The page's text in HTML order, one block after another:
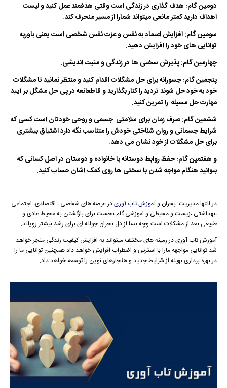
دومین گام: هدف گذاری در زندگی است وقتی هدفمند عمل کنید و لیست
اهداف دارید کمتر مانعی میتواند شمارا از مسیر منحرف کند.
سومین گام: افزایش اعتماد به نفس و عزت نفس شخصی است یعنی باوربه
توانایی های خود را افزایش دهید.
چهارمین گام: پذیرش سختی ها در زندگی و مثبت اندیشی.
پنجمین گام: جسورانه برای حل مشگلات اقدام کنید و منتظر نمانید تا مشگلات
خود به خود حل شوند تردید را کنار بگذارید و قاطعانعه در پی حل مشگل بر آیید
مهارت حل مسیله را تمرین کنید.
ششمین گام: صرف زمان برای سلامتی جسمی و روحی خودتان است کسی که
شرایط جسمانی و روان شناختی خودش را متناسب نگه دارد اشتیاق بیشتری
برای حل مشگلات از خود نشان می دهد.
و هفتمین گام: حفظ روابط دوستانه با خانواده و دوستان در اصل کسانی که
بتوانید هنگام مواجه شدن با سختی ها روی کمک اشان حساب کنید.
در انتها مدیریت بحران وآموزش تاب آوریدر عرصه های شخصی ، اقتصادی، اجتماعی
،بهداشتی ،زیست و محیطی و اموزشی گام نخست برای بازگشتن به محیط عادی و
طبیعی بعد از مشکلات است وچه بسا از دل بحران جوانه ای برای رشد بیشتر رویاند.
آموزش تاب آوری در زمینه های مختلف میتواند به افزایش کیفیت زندگی منجر خواهد
شد توانایی مواجهه مارا با استرس و اضطراب افزایش خواهد داد همچنین توانایی ما را
در بهره برداری بهینه از شرایط جدید و هنجارهای نوین را توسعه خواهد داد.